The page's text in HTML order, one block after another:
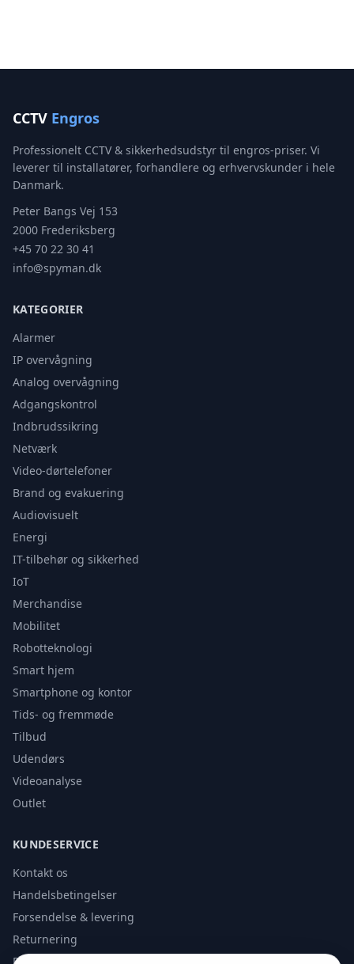
CCTV Engros
Professionelt CCTV & sikkerhedsudstyr til engros-priser. Vi
leverer til installatører, forhandlere og erhvervskunder i hele
Danmark.
Peter Bangs Vej 153
2000 Frederiksberg
+45 70 22 30 41
info@spyman.dk
KATEGORIER
Alarmer
IP overvågning
Analog overvågning
Adgangskontrol
Indbrudssikring
Netværk
Video-dørtelefoner
Brand og evakuering
Audiovisuelt
Energi
IT-tilbehør og sikkerhed
IoT
Merchandise
Mobilitet
Robotteknologi
Smart hjem
Smartphone og kontor
Tids- og fremmøde
Tilbud
Udendørs
Videoanalyse
Outlet
KUNDESERVICE
Kontakt os
Handelsbetingelser
Forsendelse & levering
Returnering